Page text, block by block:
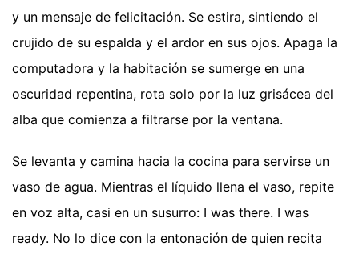
y un mensaje de felicitación. Se estira, sintiendo el
crujido de su espalda y el ardor en sus ojos. Apaga la
computadora y la habitación se sumerge en una
oscuridad repentina, rota solo por la luz grisácea del
alba que comienza a filtrarse por la ventana.
Se levanta y camina hacia la cocina para servirse un
vaso de agua. Mientras el líquido llena el vaso, repite
en voz alta, casi en un susurro: I was there. I was
ready. No lo dice con la entonación de quien recita